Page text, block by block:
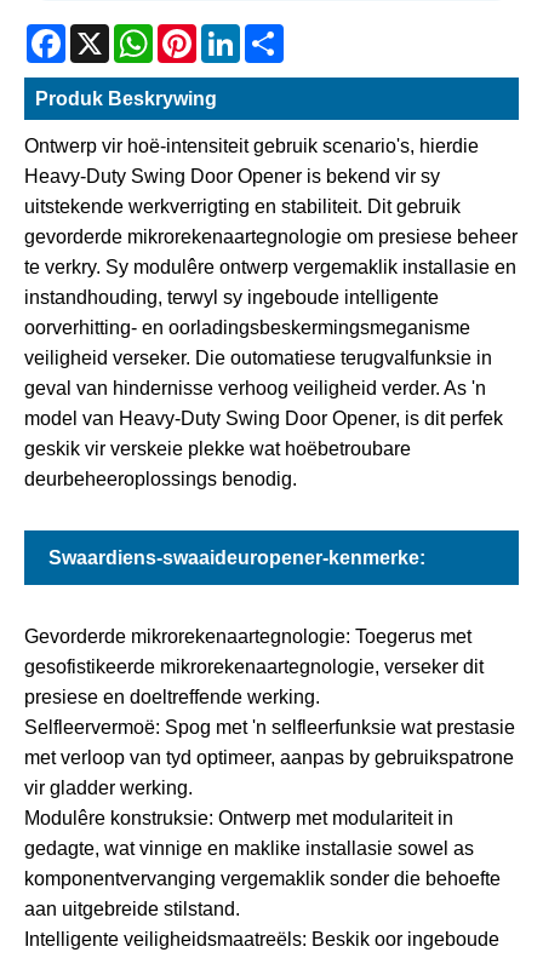
Facebook
X WhatsAppPinterestLinkedIn
Produk Beskrywing
Ontwerp vir hoë-intensiteit gebruik scenario's, hierdie
Heavy-Duty Swing Door Opener is bekend vir sy
uitstekende werkverrigting en stabiliteit. Dit gebruik
gevorderde mikrorekenaartegnologie om presiese beheer
te verkry. Sy modulêre ontwerp vergemaklik installasie en
instandhouding, terwyl sy ingeboude intelligente
oorverhitting- en oorladingsbeskermingsmeganisme
veiligheid verseker. Die outomatiese terugvalfunksie in
geval van hindernisse verhoog veiligheid verder. As 'n
model van Heavy-Duty Swing Door Opener, is dit perfek
geskik vir verskeie plekke wat hoëbetroubare
deurbeheeroplossings benodig.
Swaardiens-swaaideuropener-kenmerke:
Gevorderde mikrorekenaartegnologie: Toegerus met
gesofistikeerde mikrorekenaartegnologie, verseker dit
presiese en doeltreffende werking.
Selfleervermoë: Spog met 'n selfleerfunksie wat prestasie
met verloop van tyd optimeer, aanpas by gebruikspatrone
vir gladder werking.
Modulêre konstruksie: Ontwerp met modulariteit in
gedagte, wat vinnige en maklike installasie sowel as
komponentvervanging vergemaklik sonder die behoefte
aan uitgebreide stilstand.
Intelligente veiligheidsmaatreëls: Beskik oor ingeboude